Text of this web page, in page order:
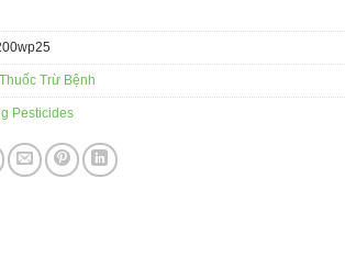
Trừ Bệnh
Pesticides